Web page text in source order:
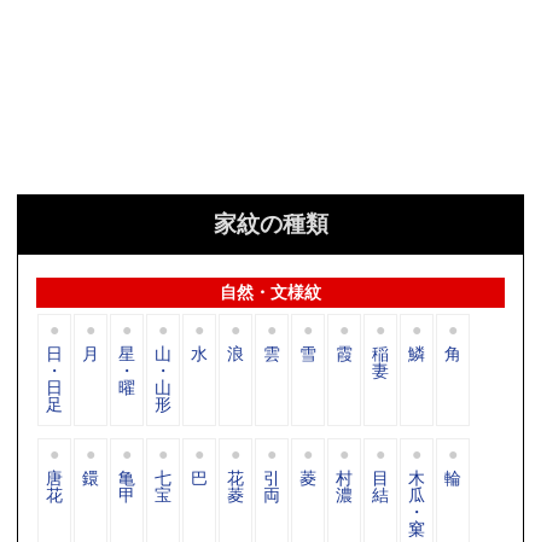
家紋の種類
自然・文様紋
日
・
日
足
月 星
・
曜
山
・
山
形
水 浪 雲 雪 霞 稲
妻
鱗 角
唐
花
鐶 亀
甲
七
宝
巴 花
菱
引
両
菱 村
濃
目
結
木
瓜
・
窠
輪